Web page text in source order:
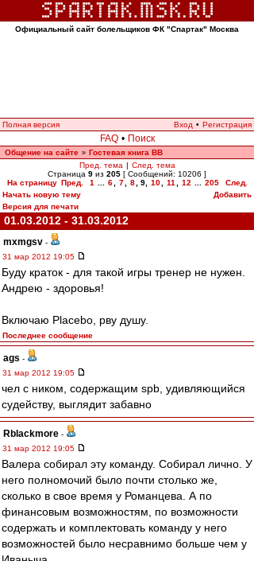
Официальный сайт болельщиков ФК "Спартак" Москва
Полная версия Вход • Регистрация
FAQ • Поиск
Общение на сайте » Гостевая книга ВВ
Пред. тема | След. тема
Страница 9 из 205 [ Сообщений: 10206 ]
На страницу Пред. 1 6 7 8 9, 10 11 12 205
След.
Начать новую тему
Добавить
Версия для печати
01.03.2012 - 31.03.2012
mxmgsv -
31 мар 2012 19:05
Буду краток - для такой игры тренер не нужен.
Андрею - здоровья!
Включаю Placebo, рву душу.
Последнее сообщение
ags -
31 мар 2012 19:05
чел с ником, содержащим spb, удивляющийся
судейству, выглядит забавно
Rblackmore -
31 мар 2012 19:05
Валера собирал эту команду. Собирал лично. У
него полномочий было почти столько же,
сколько в свое время у Романцева. А по
финансовым возможностям, по возможности
содержать и комплектовать команду у него
возможностей было несравнимо больше чем у